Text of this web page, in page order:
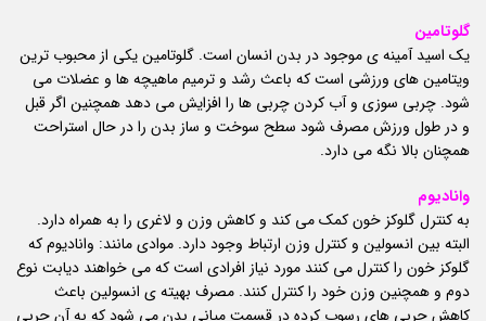
گلوتامین
یک اسید آمینه ی موجود در بدن انسان است. گلوتامین یکی از محبوب ترین
ویتامین های ورزشی است که باعث رشد و ترمیم ماهیچه ها و عضلات می
شود. چربی سوزی و آب کردن چربی ها را افزایش می دهد همچنین اگر قبل
و در طول ورزش مصرف شود سطح سوخت و ساز بدن را در حال استراحت
همچنان بالا نگه می دارد.
وانادیوم
به کنترل گلوکز خون کمک می کند و کاهش وزن و لاغری را به همراه دارد.
البته بین انسولین و کنترل وزن ارتباط وجود دارد. موادی مانند: وانادیوم که
گلوکز خون را کنترل می کنند مورد نیاز افرادی است که می خواهند دیابت نوع
دوم و همچنین وزن خود را کنترل کنند. مصرف بهیته ی انسولین باعث
کاهش چربی های رسوب کرده در قسمت میانی بدن می شود که به آن چربی